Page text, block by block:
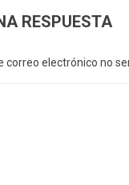
RESPUESTA
correo electrónico no